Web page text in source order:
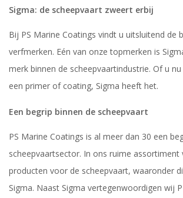
Sigma: de scheepvaart zweert erbij
Bij PS Marine Coatings vindt u uitsluitend de
verfmerken. Eén van onze topmerken is
merk binnen de scheepvaartindustrie. Of u
een primer of coating, Sigma heeft het.
Een begrip binnen de scheepvaart
PS Marine Coatings is al meer dan 30 een
scheepvaartsector. In ons ruime assortiment
producten voor de scheepvaart, waaronder
Sigma. Naast Sigma vertegenwoordigen wij